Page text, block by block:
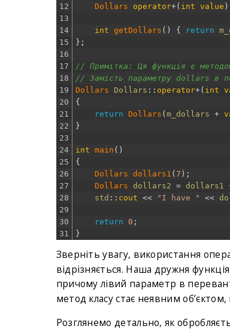
12
13
14
15
16
17
18
19
20
21
22
23
24
25
26
27
28
29
30
31
Dollars operator+( int value )
int getDollars ( ) { return
} ;
// Примітка: Ця функція є
// Замість параметру dollars в
Dollars Dollars :: operator+( int
{
return Dollars ( m_dollars +
}
int main ( )
{
Dollars dollars1 ( 7 ) ;
Dollars dollars2 = dollars1
std :: cout << "I have " <<
return 0 ;
}
Зверніть увагу, використання
відрізняється. Наша дружня
причому лівий параметр в
метод класу стає неявним
Розглянемо детально, як